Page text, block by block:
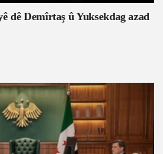
dê Demîrtaş û Yuksekdag azad